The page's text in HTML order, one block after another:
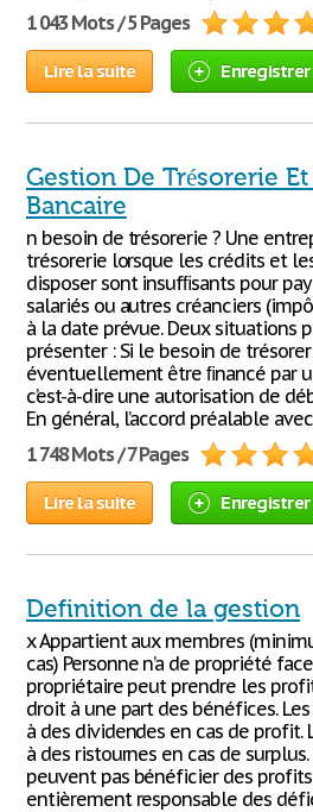
1 043 Mots / 5 Pages
Lire la suite Enregistrer
Gestion De Trésorerie
Bancaire
n besoin de trésorerie ? Une
trésorerie lorsque les crédits et
disposer sont insufﬁsants pour
salariés ou autres créanciers
à la date prévue. Deux situations
présenter : Si le besoin de
éventuellement être ﬁnancé par
c’est-à-dire une autorisation de
En général, l’accord préalable avec
1 748 Mots / 7 Pages
Lire la suite Enregistrer
Definition de la gestion
x Appartient aux membres
cas) Personne n’a de propriété
propriétaire peut prendre les
droit à une part des bénéfices.
à des dividendes en cas de profit.
à des ristournes en cas de
peuvent pas bénéficier des
entièrement responsable des